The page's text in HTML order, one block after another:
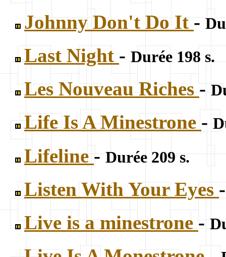
Johnny Don't Do It -
Last Night - Durée 198 s.
Les Nouveau Riches -
Life Is A Minestrone -
Lifeline - Durée 209 s.
Listen With Your Eyes
Live is a minestrone -